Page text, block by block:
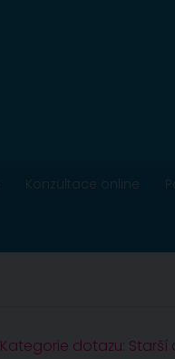
Konzultace online
Kategorie dotazu: Starší